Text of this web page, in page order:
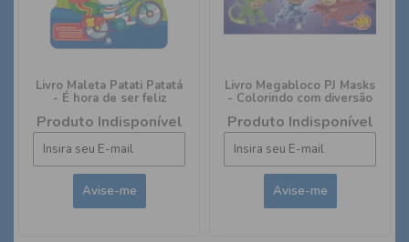
Livro Maleta Patati Patatá
- É hora de ser feliz
Produto Indisponível
Livro Megabloco PJ Masks
- Colorindo com diversão
Produto Indisponível